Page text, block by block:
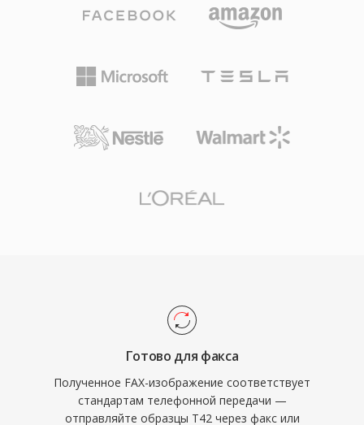
Готово для факса
Полученное FAX-изображение соответствует
стандартам телефонной передачи —
отправляйте образцы T42 через факс или